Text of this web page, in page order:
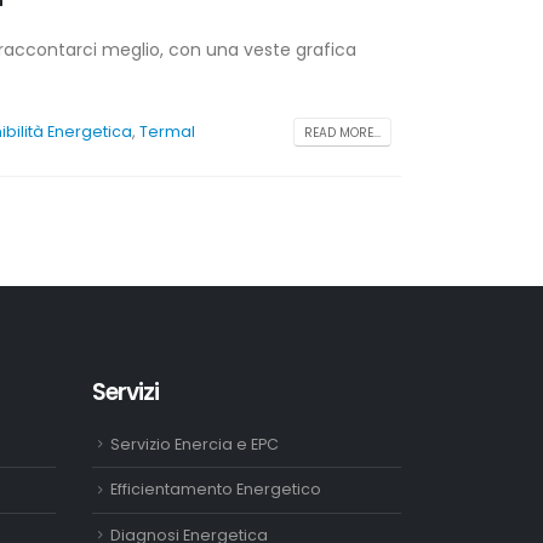
meglio, con una veste grafica
Energetica,Termal READ MORE...
Servizi
Servizio Enercia e EPC
Efficientamento Energetico
Diagnosi Energetica